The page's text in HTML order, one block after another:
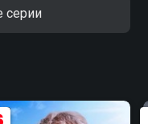
серии